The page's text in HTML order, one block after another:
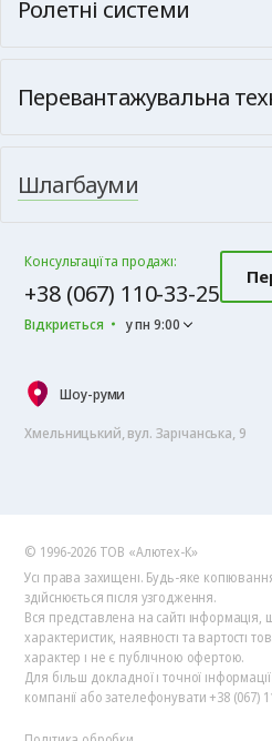
Ролетні системи
Перевантажувальна
Шлагбауми
Консультації та продажі:
+38 (067) 110-33-25
Відкриється у пн 9:00
Шоу-руми
Хмельницький, вул. Зарічанська, 9
© 1996-2026 ТОВ «Алютех‑К»
Усі права захищені. Будь-яке
здійснюється після узгодження.
Вся представлена на сайті інформація,
характеристик, наявності та вартості
характер і не є публічною офертою.
Для більш докладної і точної
компанії або зателефонувати +38 (067)